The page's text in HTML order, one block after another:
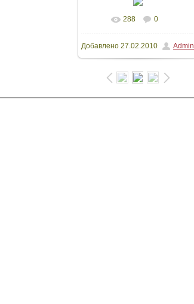
В реальном размере
1500x1125/ 107.8Kb
288 0
Добавлено 27.02.2010 Admin